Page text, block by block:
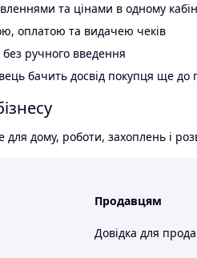
та цінами в одному
оплатою та видачею чеків
ручного введення
бачить досвід покупця ще до
дому, роботи, захоплень і
Продавцям
Довідка для